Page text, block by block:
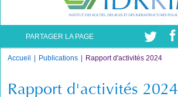
PARTAGER LA PAGE
Accueil Publications Rapport d'activités 2024
Rapport d'activités 2024